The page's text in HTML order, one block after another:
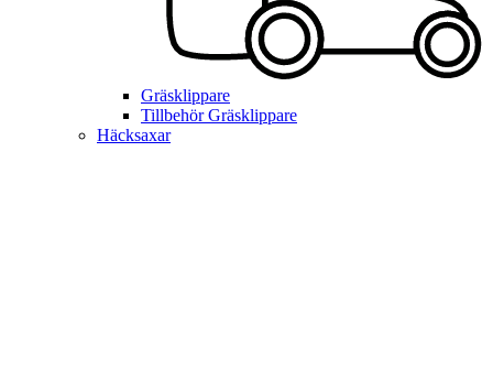
Gräsklippare
Tillbehör Gräsklippare
Häcksaxar